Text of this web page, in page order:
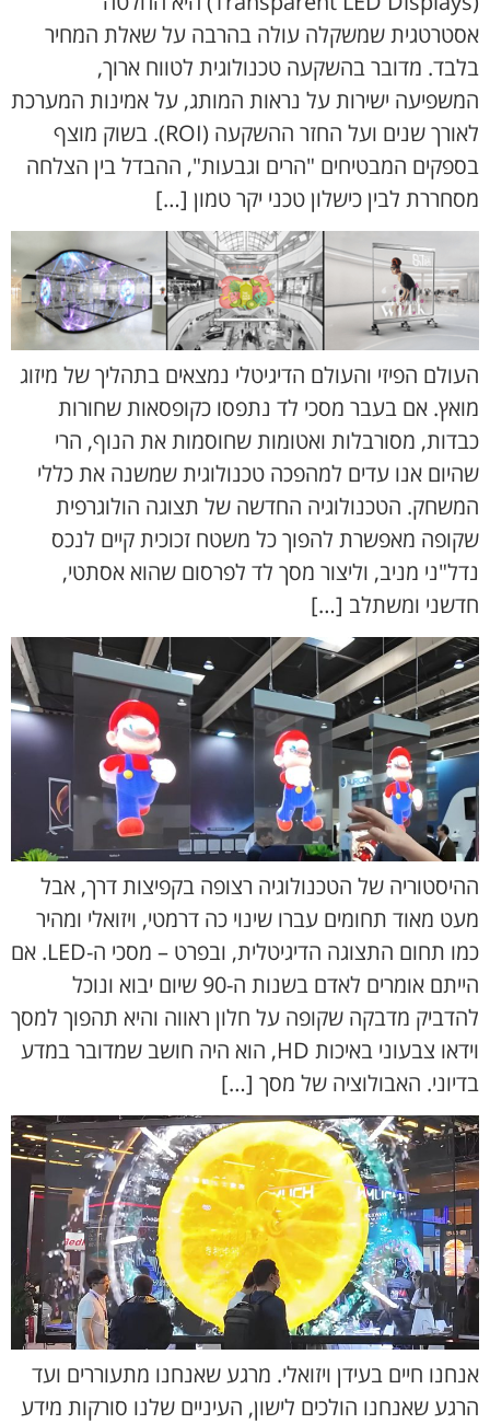
אסטרטגית שמשקלה עולה בהרבה על שאלת המחיר
בלבד. מדובר בהשקעה טכנולוגית לטווח ארוך,
המשפיעה ישירות על נראות המותג, על אמינות המערכת
לאורך שנים ועל החזר ההשקעה (ROI). בשוק מוצף
בספקים המבטיחים "הרים וגבעות", ההבדל בין הצלחה
מסחררת לבין כישלון טכני יקר טמון […]
העולם הפיזי והעולם הדיגיטלי נמצאים בתהליך של מיזוג
מואץ. אם בעבר מסכי לד נתפסו כקופסאות שחורות
כבדות, מסורבלות ואטומות שחוסמות את הנוף, הרי
שהיום אנו עדים למהפכה טכנולוגית שמשנה את כללי
המשחק. הטכנולוגיה החדשה של תצוגה הולוגרפית
שקופה מאפשרת להפוך כל משטח זכוכית קיים לנכס
נדל"ני מניב, וליצור מסך לד לפרסום שהוא אסתטי,
חדשני ומשתלב […]
ההיסטוריה של הטכנולוגיה רצופה בקפיצות דרך, אבל
מעט מאוד תחומים עברו שינוי כה דרמטי, ויזואלי ומהיר
כמו תחום התצוגה הדיגיטלית, ובפרט – מסכי ה-LED. אם
הייתם אומרים לאדם בשנות ה-90 שיום יבוא ונוכל
להדביק מדבקה שקופה על חלון ראווה והיא תהפוך למסך
וידאו צבעוני באיכות HD, הוא היה חושב שמדובר במדע
בדיוני. האבולוציה של מסך […]
אנחנו חיים בעידן ויזואלי. מרגע שאנחנו מתעוררים ועד
הרגע שאנחנו הולכים לישון, העיניים שלנו סורקות מידע